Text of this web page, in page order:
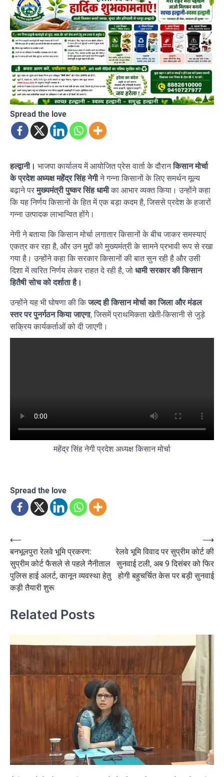
Spread the love
हल्द्वानी। भाजपा कार्यालय में आयोजित प्रेस वार्ता के दौरानकिसान मोर्चा
के प्रदेश अध्यक्ष महेंद्र सिंह नेगीने गन्ना किसानों के लिए समर्थन मूल्य
बढ़ाने परमुख्यमंत्री पुष्कर सिंह धामीका आभार व्यक्त किया। उन्होंने कहा
कि यह निर्णय किसानों के हित में एक बड़ा कदम है, जिससे प्रदेश के हजारों
गन्ना उत्पादक लाभान्वित होंगे।
नेगी ने बताया कि किसान मोर्चा लगातार किसानों के बीच जाकर समस्याएं
एकत्र कर रहा है, और उन मुद्दों को मुख्यमंत्री के सामने प्रभावी रूप से रखा
गया है। उन्होंने कहा कि सरकार किसानों की बात सुन रही है और उसी
दिशा में त्वरित निर्णय लेकर राहत दे रही है, जो धामी सरकार की किसान
हितैषी सोच को दर्शाता है।
उन्होंने यह भी घोषणा की किजल्द ही किसान मोर्चा का जिला और मंडल
स्तर पर पुनर्गठन किया जाएगा, जिसमें प्राथमिकता खेती-किसानी से जुड़े
सक्रिय कार्यकर्ताओं को दी जाएगी।
महेंद्र सिंह नेगी प्रदेश अध्यक्ष किसान मोर्चा
Spread the love
Post
navigation
⟵
बनभूलपुरा रेलवे भूमि प्रकरण:
सुप्रीम कोर्ट फैसले से पहले नैनीताल
पुलिस हाई अलर्ट, कानून व्यवस्था हेतु
कड़ी तैयारी शुरू
रेलवे भूमि विवाद पर सुप्रीम कोर्ट की
सुनवाई टली, अब 9 दिसंबर को फिर
होगी बहुचर्चित केस पर बड़ी सुनवाई
⟶
Related Posts